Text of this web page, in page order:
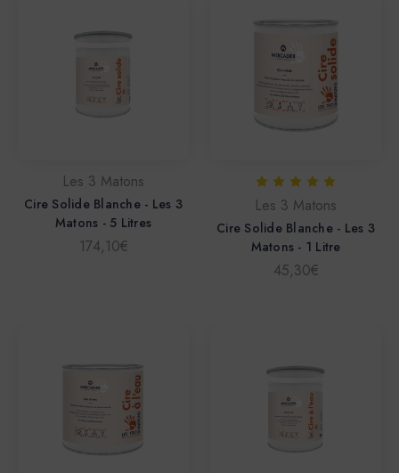
Les 3 Matons
Cire Solide Blanche - Les 3
Matons - 5 Litres
174,10€
Les 3 Matons
Cire Solide Blanche - Les 3
Matons - 1 Litre
45,30€